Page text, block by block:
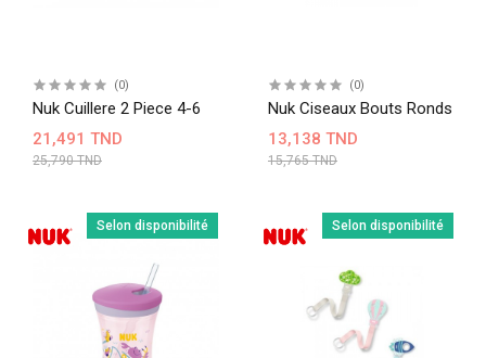
(0)
Nuk Cuillere 2 Piece 4-6
21,491 TND
25,790 TND
(0)
Nuk Ciseaux Bouts Ronds
13,138 TND
15,765 TND
Selon disponibilité Selon disponibilité